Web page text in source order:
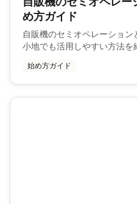
め方ガイド
自販機のセミオペレーショ
小地でも活用しやすい方法を
始め方ガイド